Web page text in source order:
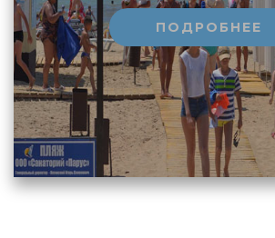
ПОДРОБНЕЕ